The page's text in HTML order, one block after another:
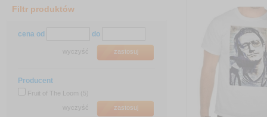
Filtr produktów
cena od do
wyczyść zastosuj
Producent
Fruit of The Loom (5)
wyczyść
zastosuj